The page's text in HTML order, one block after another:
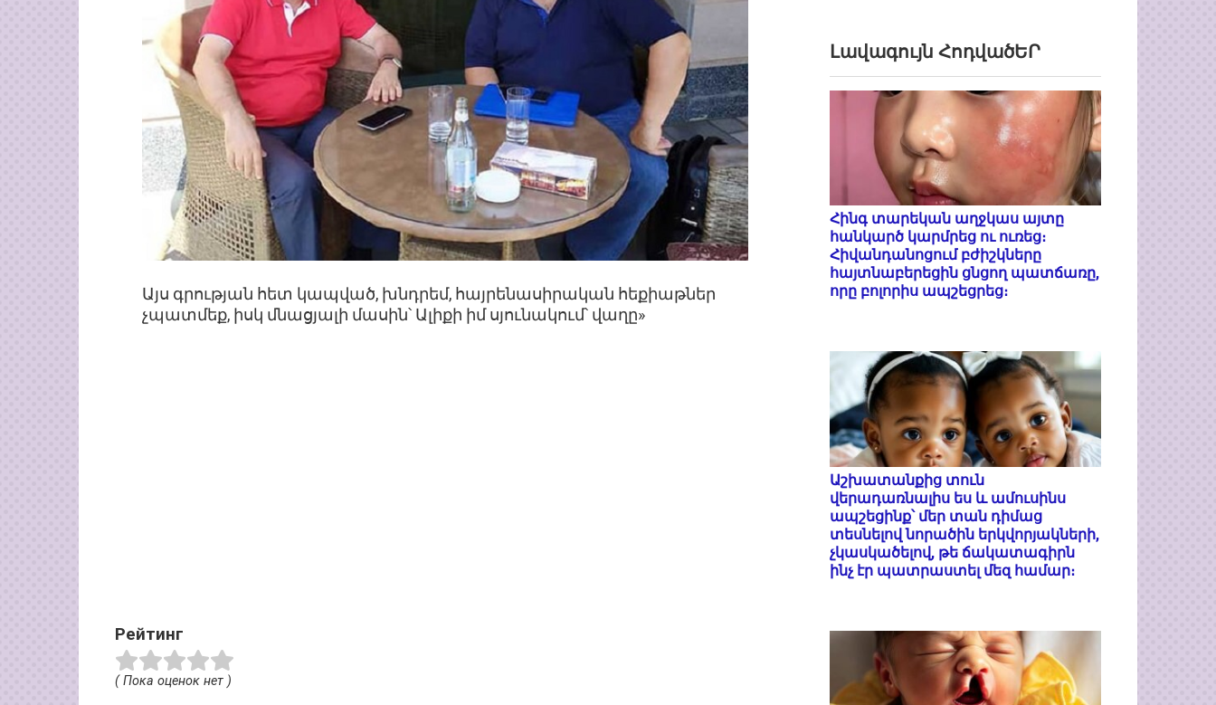
Այս գրության հետ կապված, խնդրեմ, հայրենասիրական հեքիաթներ
չպատմեք, իսկ մնացյալի մասին՝ Ալիքի իմ սյունակում՝ վաղը»
Рейтинг
( Пока оценок нет )
Լավագույն ՀոդվածԵՐ
Հինգ տարեկան աղջկաս այտը
հանկարծ կարմրեց ու ուռեց։
Հիվանդանոցում բժիշկները
հայտնաբերեցին ցնցող պատճառը,
որը բոլորիս ապշեցրեց։
Աշխատանքից տուն
վերադառնալիս ես և ամուսինս
ապշեցինք՝ մեր տան դիմաց
տեսնելով նորածին երկվորյակների,
չկասկածելով, թե ճակատագիրն
ինչ էր պատրաստել մեզ համար։